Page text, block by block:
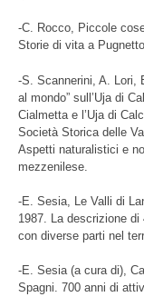
-C. Rocco, Piccole
Storie di vita a
-S. Scannerini, A. Lori,
al mondo” sull’Uja di
Cialmetta e l’Uja di
Società Storica delle
Aspetti naturalistici e
mezzenilese.
-E. Sesia, Le Valli di
1987. La descrizione
con diverse parti nel
-E. Sesia (a cura di),
Spagni. 700 anni di